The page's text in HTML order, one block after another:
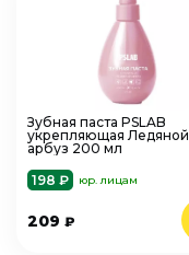
Зубная паста PSLAB
укрепляющая Ледяной
арбуз 200 мл
198 ₽
юр. лицам
209 ₽